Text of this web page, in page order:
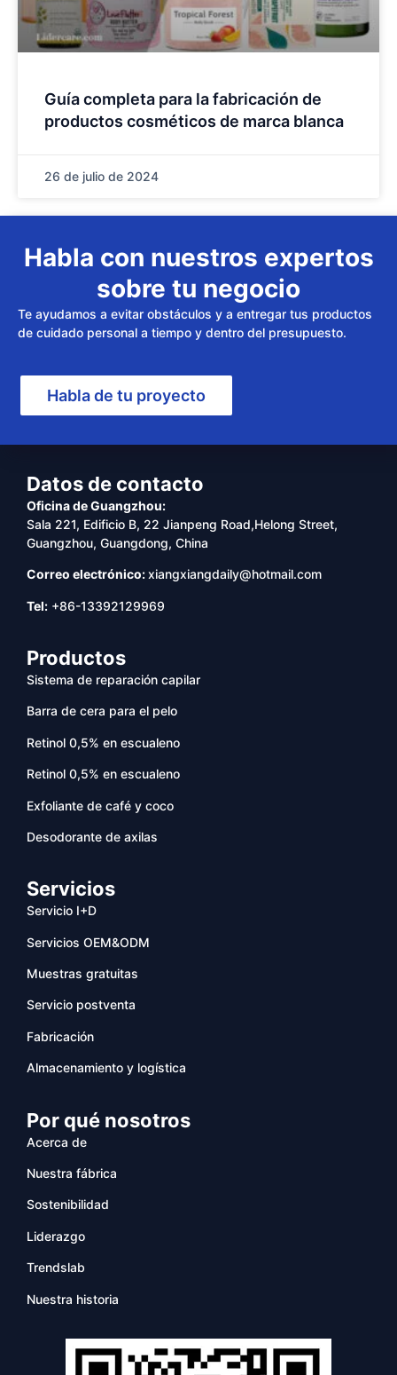
Guía completa para la fabricación de
productos cosméticos de marca blanca
26 de julio de 2024
Habla con nuestros expertos
sobre tu negocio
Te ayudamos a evitar obstáculos y a entregar tus productos
de cuidado personal a tiempo y dentro del presupuesto.
Habla de tu proyecto
Datos de contacto
Oficina de Guangzhou:
Sala 221, Edificio B, 22 Jianpeng Road,Helong Street,
Guangzhou, Guangdong, China
Correo electrónico:xiangxiangdaily@hotmail.com
Tel: +86-13392129969
Productos
Sistema de reparación capilar
Barra de cera para el pelo
Retinol 0,5% en escualeno
Retinol 0,5% en escualeno
Exfoliante de café y coco
Desodorante de axilas
Servicios
Servicio I+D
Servicios OEM&ODM
Muestras gratuitas
Servicio postventa
Fabricación
Almacenamiento y logística
Por qué nosotros
Acerca de
Nuestra fábrica
Sostenibilidad
Liderazgo
Trendslab
Nuestra historia